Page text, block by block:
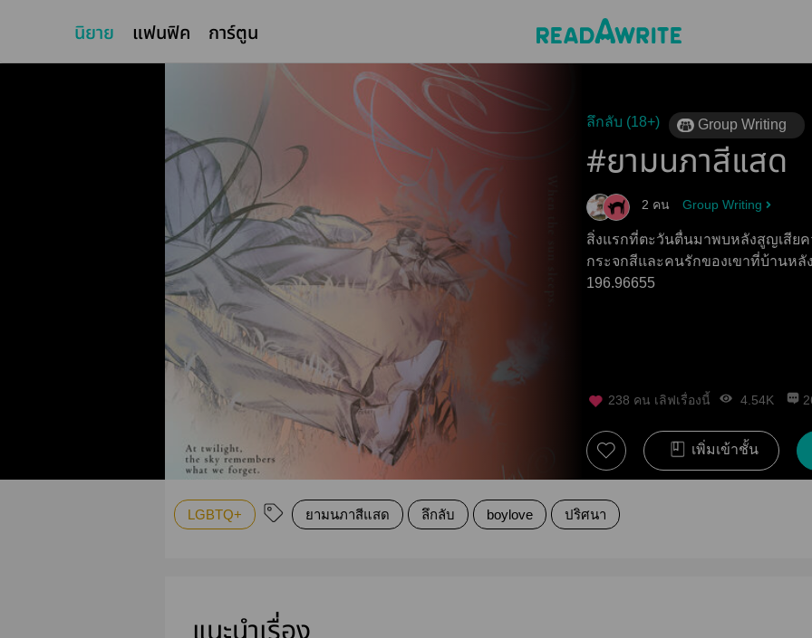
นิยาย แฟนฟิค การ์ตูน
ลึกลับ (18+) Group Writing
#ยามนภาสีแสด
2 คน Group Writing
สิ่งแรกที่ตะวันตื่นมาพบหลังสูญเสีย
กระจกสีและคนรักของเขาที่บ้านหลังหนึ่ง
196.96655
238 คน เลิฟเรื่องนี้ 4.54K
เพิ่มเข้าชั้น
LGBTQ+ ยามนภาสีแสด ลึกลับ boylove ปริศนา